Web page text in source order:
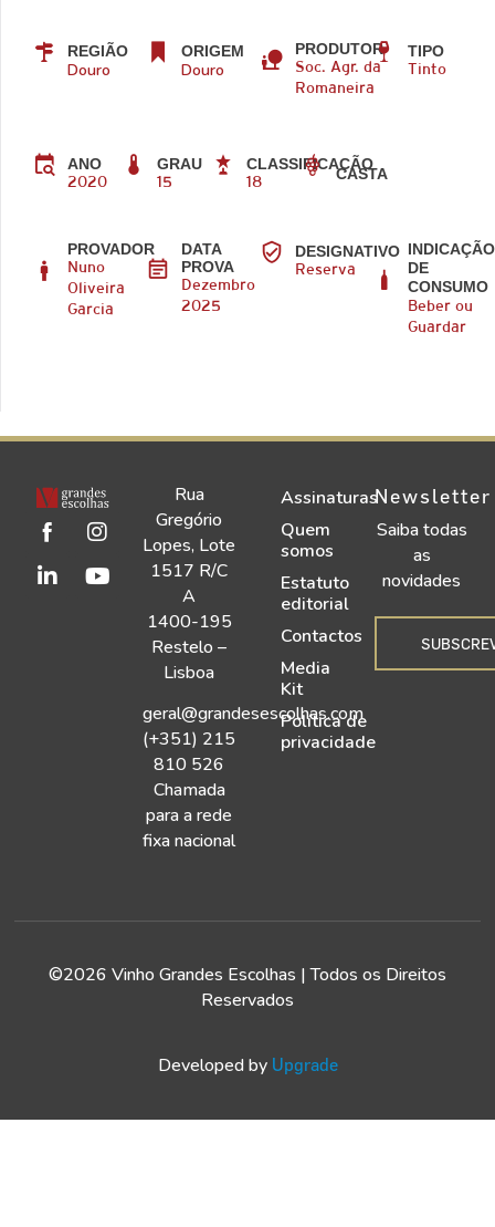
REGIÃO
Douro
ORIGEM
Douro
PRODUTOR
Soc. Agr. da
Romaneira
TIPO
Tinto
ANO
2020
GRAU
15
CLASSIFICAÇÃO
18
CASTA
PROVADOR
Nuno
Oliveira
Garcia
DATA
PROVA
Dezembro
2025
DESIGNATIVO
Reserva
INDICAÇÃO
DE
CONSUMO
Beber ou
Guardar
Rua
Gregório
Lopes, Lote
1517 R/C
A
1400-195
Restelo –
Lisboa
geral@grandesescolhas.com
(+351) 215
810 526
Chamada
para a rede
fixa nacional
Assinaturas
Quem
somos
Estatuto
editorial
Contactos
Media
Kit
Política de
privacidade
Newsletter
Saiba todas
as
novidades
©2026 Vinho Grandes Escolhas | Todos os Direitos
Reservados
Developed by Upgrade